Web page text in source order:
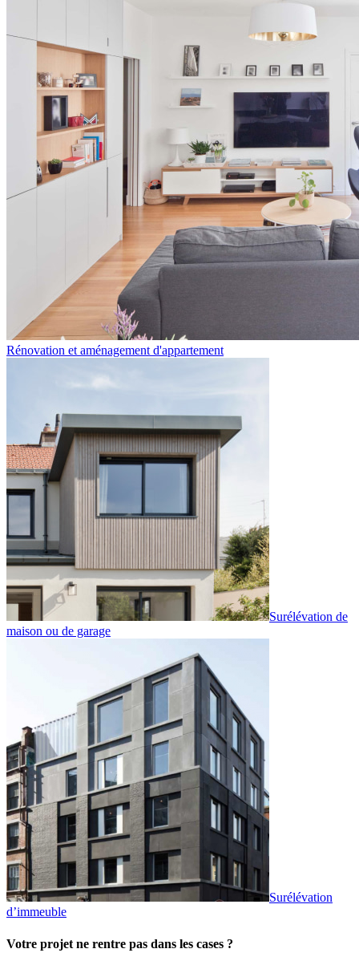
Rénovation et aménagement d'appartement
Surélévation de
maison ou de garage
Surélévation
d’immeuble
Votre projet ne rentre pas dans les cases ?